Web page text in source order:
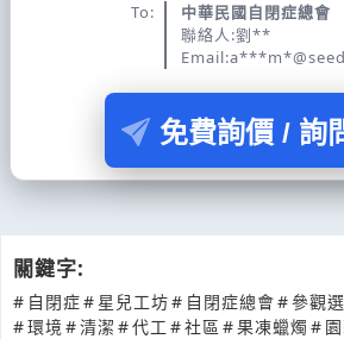
To:
中華民國自閉症總會
聯絡人:劉**
免費詢價 / 詢
關鍵字:
# 自閉症# 星兒工坊# 自閉症總會#參觀
#環境#清潔 #代工 #社區 #果凍蠟燭 #